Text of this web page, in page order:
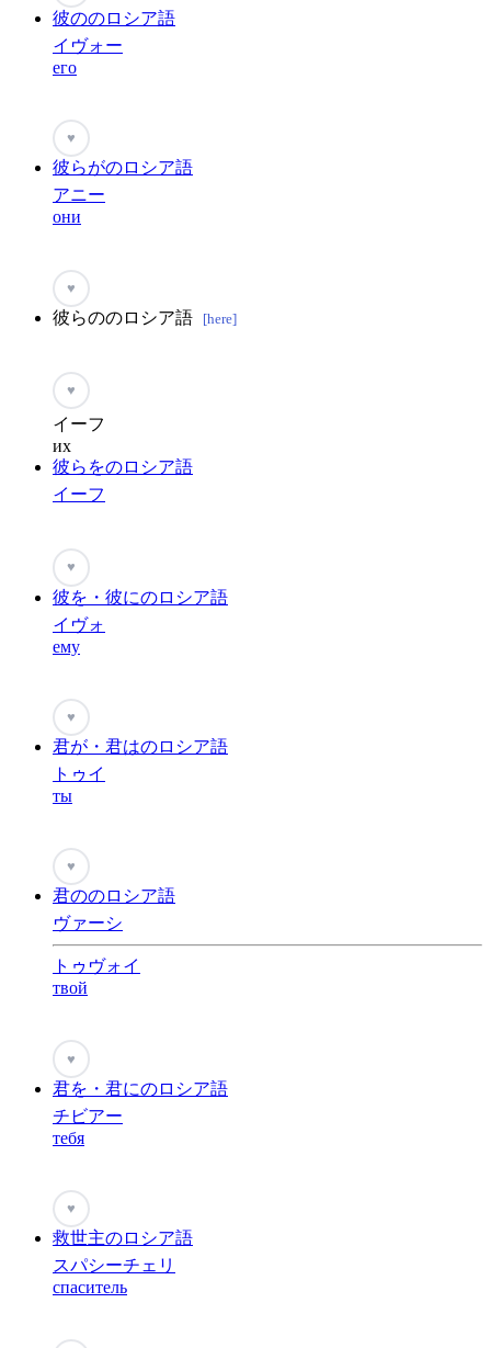
彼ののロシア語
イヴォー
его
♥
彼らがのロシア語
アニー
они
♥
彼らののロシア語 [here]
♥
イーフ
их
彼らをのロシア語
イーフ
♥
彼を・彼にのロシア語
イヴォ
ему
♥
君が・君はのロシア語
トゥイ
ты
♥
君ののロシア語
ヴァーシ
トゥヴォイ
твой
♥
君を・君にのロシア語
チビアー
тебя
♥
救世主のロシア語
スパシーチェリ
спаситель